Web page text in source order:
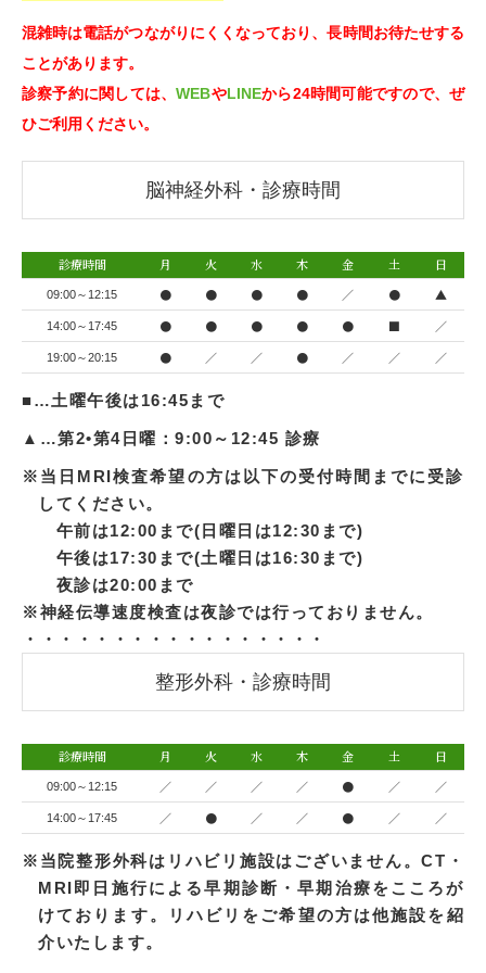
混雑時は電話がつながりにくくなっており、長時間お待たせする
ことがあります。
診察予約に関しては、WEBやLINEから24時間可能ですので、ぜ
ひご利用ください。
脳神経外科・診療時間
診療時間 月 火 水 木 金 土 日
09:00～12:15 ● ● ● ● ／ ● ▲
14:00～17:45 ● ● ● ● ● ■ ／
19:00～20:15 ● ／ ／ ● ／ ／ ／
■…土曜午後は16:45まで
▲…第2•第4日曜：9:00～12:45 診療
※当日MRI検査希望の方は以下の受付時間までに受診
してください。
午前は12:00まで(日曜日は12:30まで)
午後は17:30まで(土曜日は16:30まで)
夜診は20:00まで
※神経伝導速度検査は夜診では行っておりません。
・・・・・・・・・・・・・・・・・
整形外科・診療時間
診療時間 月 火 水 木 金 土 日
09:00～12:15 ／ ／ ／ ／ ● ／ ／
14:00～17:45 ／ ● ／ ／ ● ／ ／
※当院整形外科はリハビリ施設はございません。CT・
MRI即日施行による早期診断・早期治療をこころが
けております。リハビリをご希望の方は他施設を紹
介いたします。